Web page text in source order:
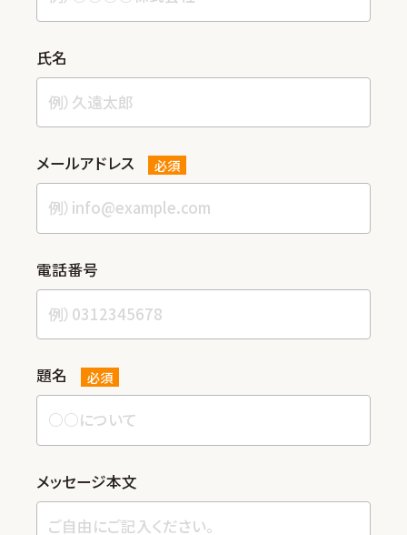
⽒名
メールアドレス 必須
電話番号
題名 必須
メッセージ本⽂